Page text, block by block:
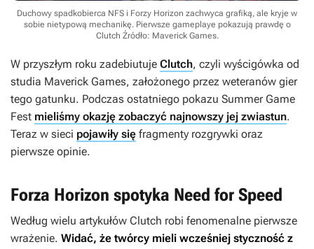
Duchowy spadkobierca NFS i Forzy Horizon zachwyca grafiką, ale kryje w
sobie nietypową mechanikę. Pierwsze gameplaye pokazują prawdę o
Clutch Źródło: Maverick Games.
W przyszłym roku zadebiutuje Clutch, czyli wyścigówka od
studia Maverick Games, założonego przez weteranów gier
tego gatunku. Podczas ostatniego pokazu Summer Game
Fest mieliśmy okazję zobaczyć najnowszy jej zwiastun.
Teraz w sieci pojawiły się fragmenty rozgrywki oraz
pierwsze opinie.
Forza Horizon spotyka Need for Speed
Według wielu artykułów Clutch robi fenomenalne pierwsze
wrażenie. Widać, że twórcy mieli wcześniej styczność z